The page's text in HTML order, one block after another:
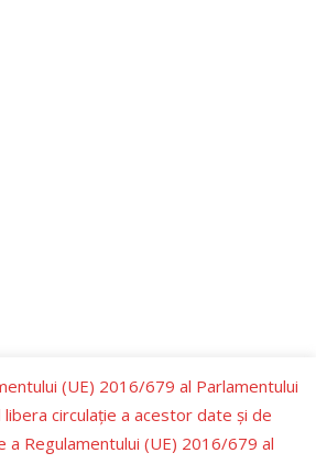
(UE) 2016/679 al Parlamentului
circulaţie a acestor date şi de
Regulamentului (UE) 2016/679 al